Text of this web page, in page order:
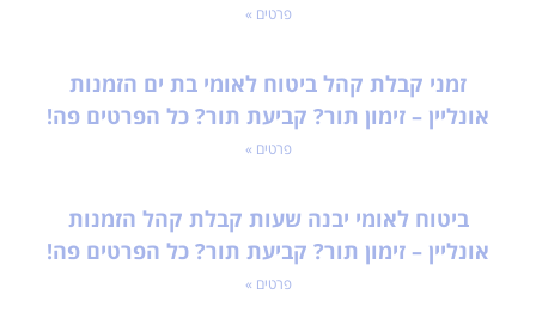
פרטים »
זמני קבלת קהל ביטוח לאומי בת ים הזמנות
אונליין – זימון תור? קביעת תור? כל הפרטים פה!
פרטים »
ביטוח לאומי יבנה שעות קבלת קהל הזמנות
אונליין – זימון תור? קביעת תור? כל הפרטים פה!
פרטים »